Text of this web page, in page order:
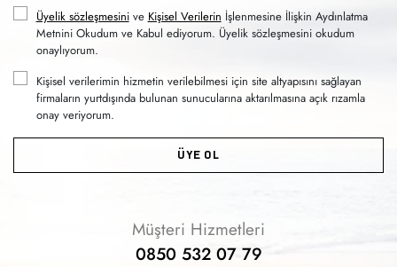
Üyelik sözleşmesinive Kişisel Verilerin İşlenmesine İlişkin Aydınlatma
Metnini Okudum ve Kabul ediyorum. Üyelik sözleşmesini okudum
onaylıyorum.
Kişisel verilerimin hizmetin verilebilmesi için site altyapısını sağlayan
firmaların yurtdışında bulunan sunucularına aktarılmasına açık rızamla
onay veriyorum.
ÜYE OL
Müşteri Hizmetleri
0850 532 07 79